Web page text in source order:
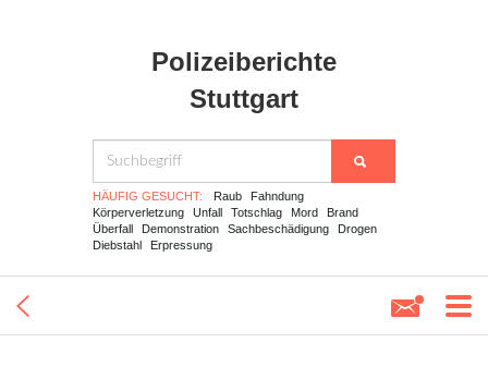
Polizeiberichte
Stuttgart
HÄUFIG GESUCHT: Raub
Fahndung
Körperverletzung
Unfall Totschlag Mord
Brand
Überfall
Demonstration Sachbeschädigung
Drogen
Diebstahl
Erpressung